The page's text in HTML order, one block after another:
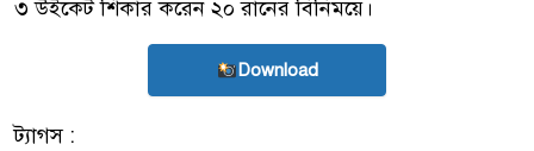
৩ উইকেট শিকার করেন ২০ রানের বিনিময়ে।
Download
ট্যাগস :